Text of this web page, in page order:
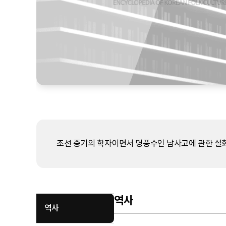
조선 중기의 학자이면서 명풍수인 남사고에 관한 설
역사
역사